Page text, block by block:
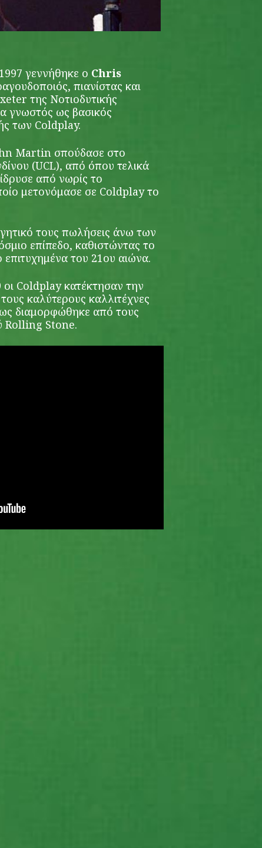
γεννήθηκε o Chris
πιανίστας και
της Νοτιοδυτικής
γνωστός ως βασικός
των Coldplay.
Martin σπούδασε στο
(UCL), από όπου τελικά
από νωρίς το
μετονόμασε σε Coldplay το
τους πωλήσεις άνω των
επίπεδο, καθιστώντας το
του 21ου αιώνα.
οι Coldplay κατέκτησαν την
καλύτερους καλλιτέχνες
διαμορφώθηκε από τους
Rolling Stone.